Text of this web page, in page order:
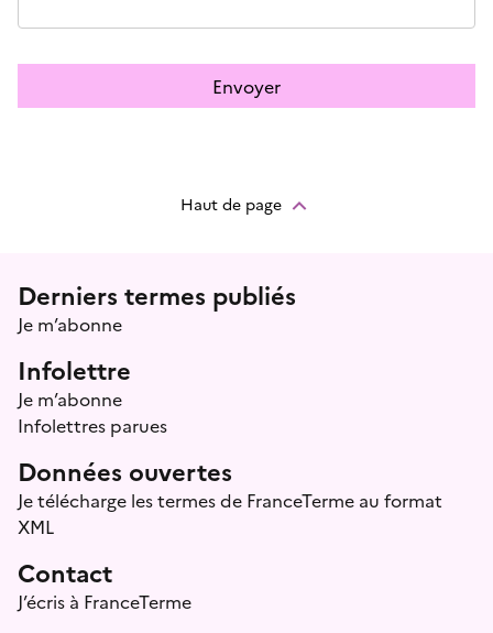
Envoyer
Haut de page
Menu prefooter
Derniers termes publiés
Je m’abonne
Infolettre
Je m’abonne
Infolettres parues
Données ouvertes
Je télécharge les termes de FranceTerme au format
XML
Contact
J’écris à FranceTerme